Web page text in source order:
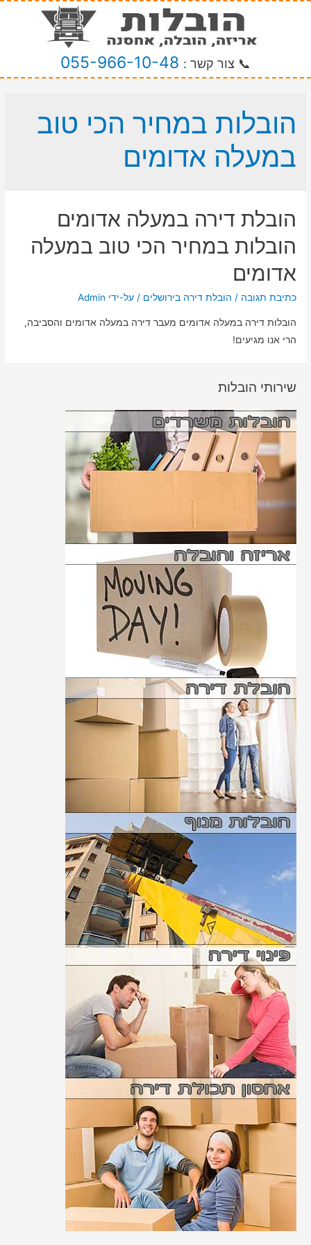
📞 צור קשר : 055-966-10-48
הובלות במחיר הכי טוב
במעלה אדומים
הובלת דירה במעלה אדומים
הובלות במחיר הכי טוב במעלה
אדומים
כתיבת תגובה / הובלת דירה בירושלים / על-ידי Admin
הובלות דירה במעלה אדומים מעבר דירה במעלה אדומים והסביבה,
הרי אנו מגיעים!
שירותי הובלות